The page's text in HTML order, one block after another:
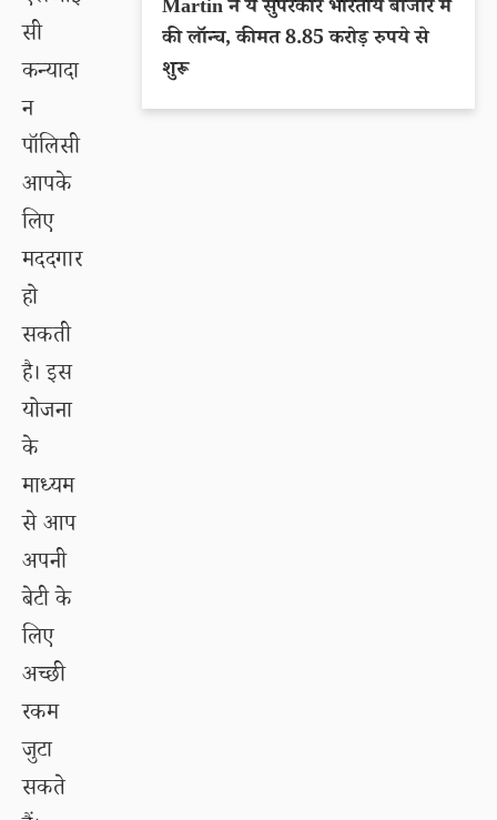
सी
कन्यादा
न
पॉलिसी
आपके
लिए
मददगार
हो
सकती
है। इस
योजना
के
माध्यम
से आप
अपनी
बेटी के
लिए
अच्छी
रकम
जुटा
सकते
Martin ने ये सुपरकार भारतीय बाजार में
की लॉन्च, कीमत 8.85 करोड़ रुपये से
शुरू